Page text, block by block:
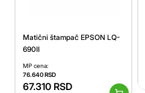
Matični štampač EPSON LQ-
690II
MP cena:
76.640RSD
67.310 RSD